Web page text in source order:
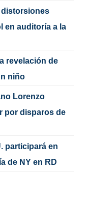
distorsiones
en auditoría a la
revelación de
niño
Lorenzo
por disparos de
participará en
de NY en RD